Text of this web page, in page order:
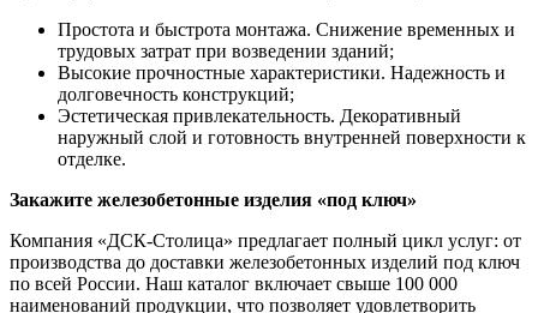
Простота и быстрота монтажа. Снижение временных и
трудовых затрат при возведении зданий;
Высокие прочностные характеристики. Надежность и
долговечность конструкций;
Эстетическая привлекательность. Декоративный
наружный слой и готовность внутренней поверхности к
отделке.
Закажите железобетонные изделия «под ключ»
Компания «ДСК-Столица» предлагает полный цикл услуг: от
производства до доставки железобетонных изделий под ключ
по всей России. Наш каталог включает свыше 100 000
наименований продукции, что позволяет удовлетворить